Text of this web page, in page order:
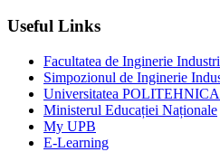
Useful Links
Facultatea de Inginerie
Simpozionul de Inginerie
Universitatea
Ministerul Educației Naționale
My UPB
E-Learning